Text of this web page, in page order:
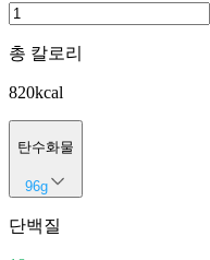
총 칼로리
820kcal
탄수화물
96g
단백질